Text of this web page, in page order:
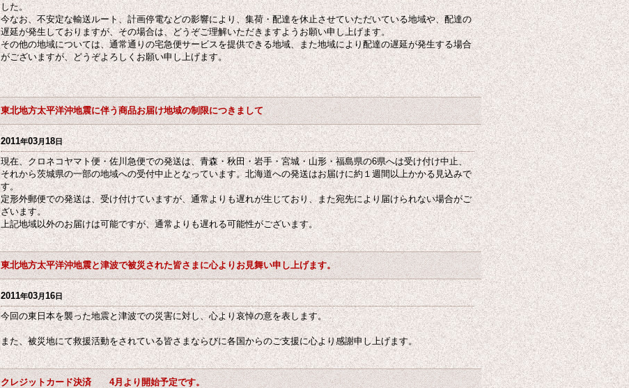
した。
今なお、不安定な輸送ルート、計画停電などの影響により、集荷・配達を休止させていただいている地域や、配達の
遅延が発生しておりますが、その場合は、どうぞご理解いただきますようお願い申し上げます。
その他の地域については、通常通りの宅急便サービスを提供できる地域、また地域により配達の遅延が発生する場合
がございますが、どうぞよろしくお願い申し上げます。
東北地方太平洋沖地震に伴う商品お届け地域の制限につきまして
2011年03月18日
現在、クロネコヤマト便・佐川急便での発送は、青森・秋田・岩手・宮城・山形・福島県の6県へは受け付け中止、
それから茨城県の一部の地域への受付中止となっています。北海道への発送はお届けに約１週間以上かかる見込みで
す。
定形外郵便での発送は、受け付けていますが、通常よりも遅れが生じており、また宛先により届けられない場合がご
ざいます。
上記地域以外のお届けは可能ですが、通常よりも遅れる可能性がございます。
東北地方太平洋沖地震と津波で被災された皆さまに心よりお見舞い申し上げます。
2011年03月16日
今回の東日本を襲った地震と津波での災害に対し、心より哀悼の意を表します。
また、被災地にて救援活動をされている皆さまならびに各国からのご支援に心より感謝申し上げます。
クレジットカード決済 4月より開始予定です。